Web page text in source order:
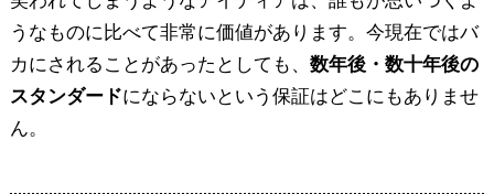
うなものに比べて非常に価値があります。今現在ではバ
カにされることがあったとしても、 数年後・数十年後の
スタンダードにならないという保証はどこにもありませ
ん。